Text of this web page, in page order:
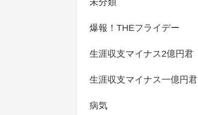
未分類
爆報！THEフライデー
生涯収支マイナス2億円君
生涯収支マイナス一億円君
病気